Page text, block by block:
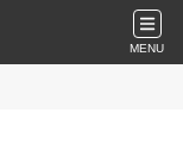
MENU